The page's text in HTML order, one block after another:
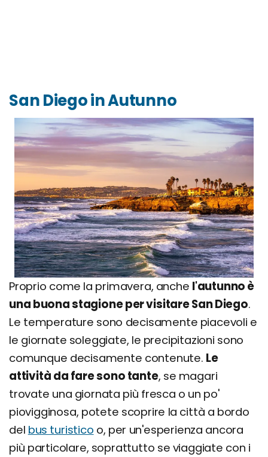
San Diego in Autunno
Proprio come la primavera, anche l'autunno è
una buona stagione per visitare San Diego.
Le temperature sono decisamente piacevoli e
le giornate soleggiate, le precipitazioni sono
comunque decisamente contenute. Le
attività da fare sono tante, se magari
trovate una giornata più fresca o un po'
piovigginosa, potete scoprire la città a bordo
del bus turistico o, per un'esperienza ancora
più particolare, soprattutto se viaggiate con i